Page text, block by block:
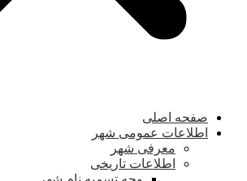
صفحه اصلی
اطلاعات عمومی شهر
معرفی شهر
اطلاعات تاریخی